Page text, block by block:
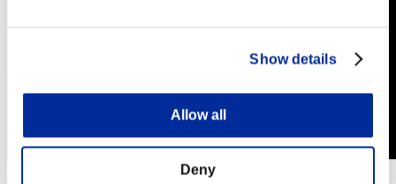
Show details
Allow all
Deny